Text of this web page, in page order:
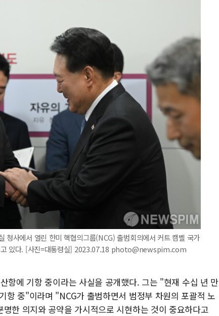
청사에서 열린 한미 핵협의그룹(NCG) 출범회의에서 커트 캠벨 국가
고 있다. [사진=대통령실] 2023.07.18 photo@newspim.com
항에 기항 중이라는 사실을 공개했다. 그는 "현재 수십 년 만
항 중"이라며 "NCG가 출범하면서 범정부 차원의 포괄적 노
한 의지와 공약을 가시적으로 시현하는 것이 중요하다고